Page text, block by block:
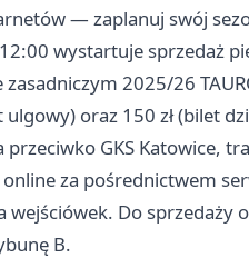
— zaplanuj swój
wystartuje sprzedaż
2025/26
ulgowy) oraz 150 zł (bilet
GKS Katowice,
online za pośrednictwem
wejściówek. Do
B.